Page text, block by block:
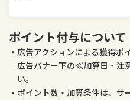
ポイント付与について
広告アクションによる獲得ポ
広告バナー下の≪加算日・注
い。
ポイント数・加算条件は、サ